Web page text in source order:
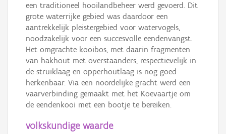
een traditioneel hooilandbeheer werd gevoerd. Dit
grote waterrijke gebied was daardoor een
aantrekkelijk pleistergebied voor watervogels,
noodzakelijk voor een succesvolle eendenvangst.
Het omgrachte kooibos, met daarin fragmenten
van hakhout met overstaanders, respectievelijk in
de struiklaag en opperhoutlaag is nog goed
herkenbaar. Via een noordelijke gracht werd een
vaarverbinding gemaakt met het Koevaartje om
de eendenkooi met een bootje te bereiken.
volkskundige waarde